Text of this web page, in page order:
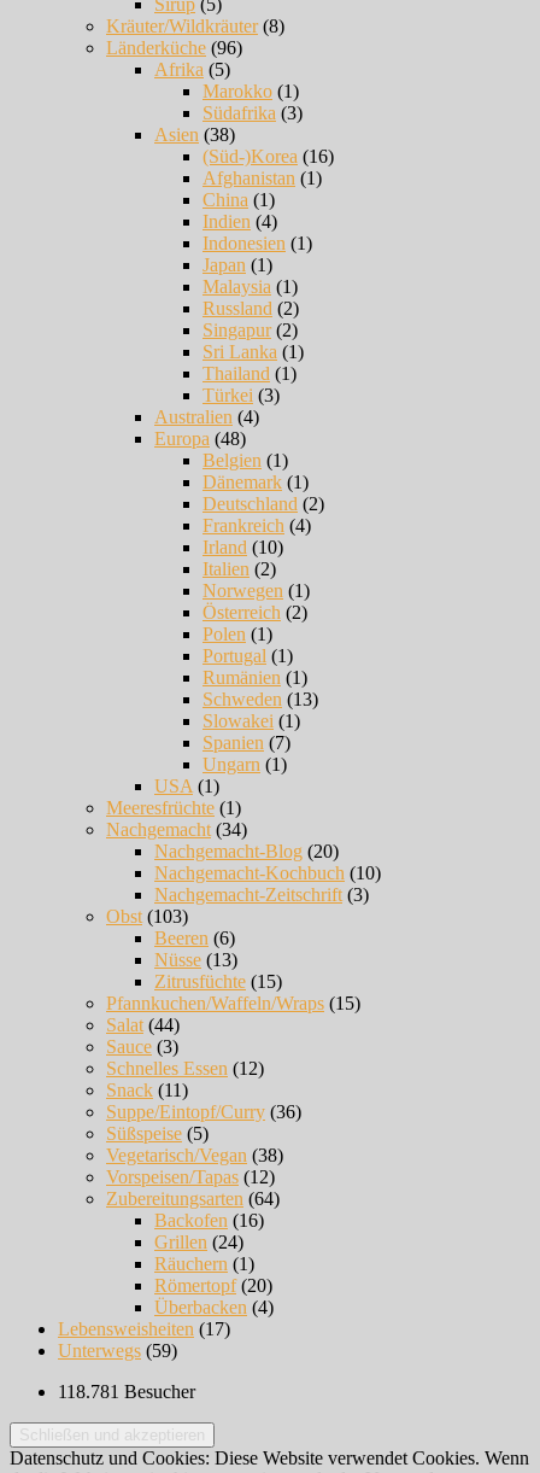
Sirup (5)
Kräuter/Wildkräuter(8)
Länderküche (96)
Afrika (5)
Marokko (1)
Südafrika (3)
Asien (38)
(Süd-)Korea (16)
Afghanistan (1)
China (1)
Indien (4)
Indonesien (1)
Japan (1)
Malaysia (1)
Russland (2)
Singapur(2)
Sri Lanka (1)
Thailand (1)
Türkei (3)
Australien (4)
Europa (48)
Belgien (1)
Dänemark (1)
Deutschland (2)
Frankreich (4)
Irland (10)
Italien (2)
Norwegen (1)
Österreich (2)
Polen (1)
Portugal (1)
Rumänien (1)
Schweden (13)
Slowakei (1)
Spanien (7)
Ungarn (1)
USA (1)
Meeresfrüchte (1)
Nachgemacht (34)
Nachgemacht-Blog (20)
Nachgemacht-Kochbuch (10)
Nachgemacht-Zeitschrift (3)
Obst (103)
Beeren (6)
Nüsse (13)
Zitrusfüchte (15)
Pfannkuchen/Waffeln/Wraps (15)
Salat (44)
Sauce (3)
Schnelles Essen (12)
Snack (11)
Suppe/Eintopf/Curry (36)
Süßspeise (5)
Vegetarisch/Vegan (38)
Vorspeisen/Tapas (12)
Zubereitungsarten (64)
Backofen (16)
Grillen (24)
Räuchern (1)
Römertopf(20)
Überbacken (4)
Lebensweisheiten (17)
Unterwegs (59)
118.781 Besucher
Datenschutz und Cookies: Diese Website verwendet Cookies. Wenn